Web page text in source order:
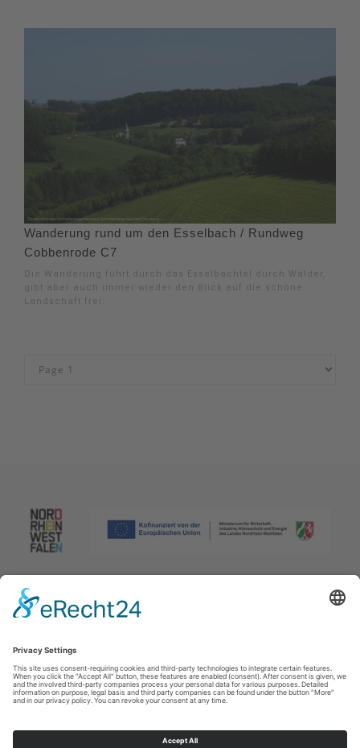
Wanderung rund um den Esselbach / Rundweg
Cobbenrode C7
Die Wanderung führt durch das Esselbachtal durch Wälder,
gibt aber auch immer wieder den Blick auf die schöne
Landschaft frei.
Afdruk|Privacybeleid|Verklaring van toegankelijkheid|Neem
contact met ons op